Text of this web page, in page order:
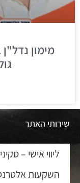
מימון
שירותי האתר
ליווי אישי –
השקעות